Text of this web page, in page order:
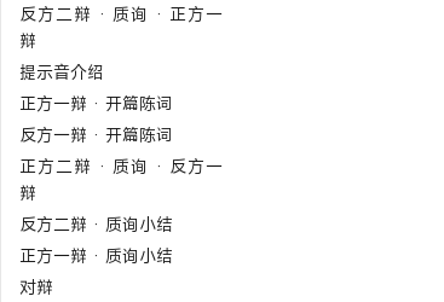
反方二辩 · 质询 · 正方一
辩
提示音介绍
正方一辩 · 开篇陈词
反方一辩 · 开篇陈词
正方二辩 · 质询 · 反方一
辩
反方二辩 · 质询小结
正方一辩 · 质询小结
对辩